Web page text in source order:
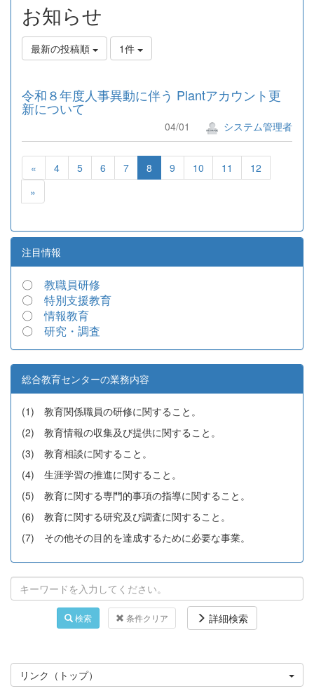
お知らせ
最新の投稿順 1件
令和８年度人事異動に伴う Plantアカウント更
新について
04/01 システム管理者
« 4 5 6 7 8 9 10 11
12
»
注目情報
〇 教職員研修
〇 特別支援教育
〇情報教育
〇 研究・調査
総合教育センターの業務内容
(1) 教育関係職員の研修に関すること。
(2) 教育情報の収集及び提供に関すること。
(3) 教育相談に関すること。
(4) 生涯学習の推進に関すること。
(5) 教育に関する専門的事項の指導に関すること。
(6) 教育に関する研究及び調査に関すること。
(7) その他その目的を達成するために必要な事業。
検索 条件クリア 詳細検索
リンク（トップ）